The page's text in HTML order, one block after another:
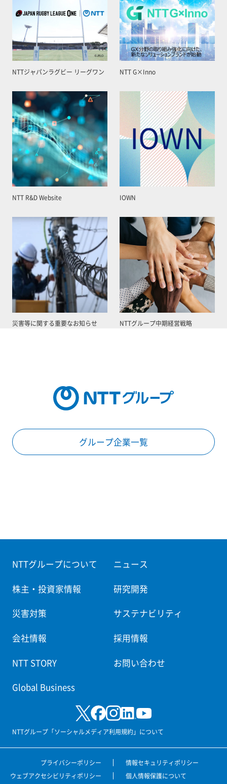
NTTジャパンラグビー リーグワン NTT G×Inno
NTT R&D Website IOWN
災害等に関する重要なお知らせ NTTグループ中期経営戦略
グループ企業一覧
NTTグループについて ニュース
株主・投資家情報 研究開発
災害対策 サステナビリティ
会社情報 採用情報
NTT STORY お問い合わせ
Global Business
NTTグループ「ソーシャルメディア利用規約」について
プライバシーポリシー
情報セキュリティポリシー
ウェブアクセシビリティポリシー
個人情報保護について